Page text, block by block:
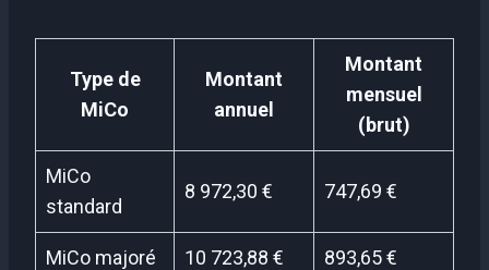
Type de
MiCo
Montant
annuel
Montant
mensuel
(brut)
MiCo
standard
8 972,30 € 747,69 €
MiCo majoré 10 723,88 € 893,65 €